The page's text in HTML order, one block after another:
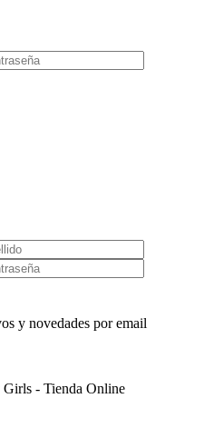
y novedades por email